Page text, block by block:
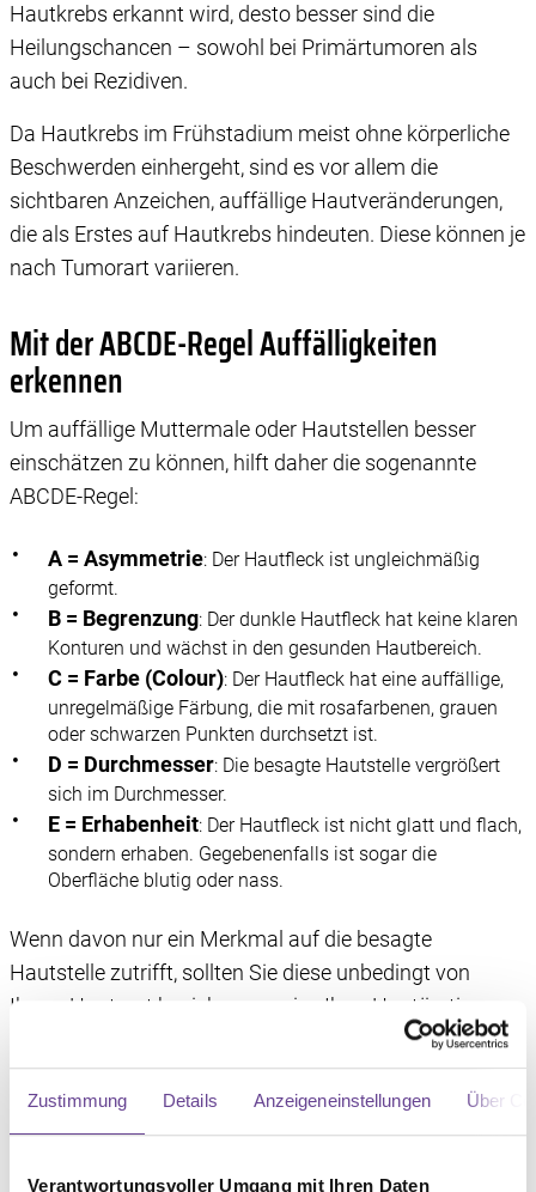
Zustimmung Details Anzeigeneinstellungen Über
Verantwortungsvoller Umgang mit Ihren Daten
Hautkrebs erkannt wird, desto besser sind die
Heilungschancen – sowohl bei Primärtumoren als
auch bei Rezidiven.
Da Hautkrebs im Frühstadium meist ohne körperliche
Beschwerden einhergeht, sind es vor allem die
sichtbaren Anzeichen, auffällige Hautveränderungen,
die als Erstes auf Hautkrebs hindeuten. Diese können je
nach Tumorart variieren.
Mit der ABCDE-Regel Auffälligkeiten
erkennen
Um auffällige Muttermale oder Hautstellen besser
einschätzen zu können, hilft daher die sogenannte
ABCDE-Regel:
A = Asymmetrie: Der Hautfleck ist ungleichmäßig
geformt.
B = Begrenzung: Der dunkle Hautfleck hat keine klaren
Konturen und wächst in den gesunden Hautbereich.
C = Farbe (Colour): Der Hautfleck hat eine auffällige,
unregelmäßige Färbung, die mit rosafarbenen, grauen
oder schwarzen Punkten durchsetzt ist.
D = Durchmesser: Die besagte Hautstelle vergrößert
sich im Durchmesser.
E = Erhabenheit: Der Hautfleck ist nicht glatt und flach,
sondern erhaben. Gegebenenfalls ist sogar die
Oberfläche blutig oder nass.
Wenn davon nur ein Merkmal auf die besagte
Hautstelle zutrifft, sollten Sie diese unbedingt von
Ihrem Hautarzt beziehungsweise Ihrer Hautärztin
Untersuchungen in der Arztpraxis